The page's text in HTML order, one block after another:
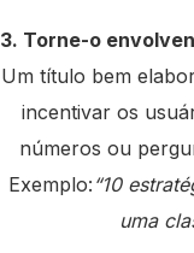
3. Torne-o
Um título bem
incentivar os
números ou
Exemplo: “10
uma